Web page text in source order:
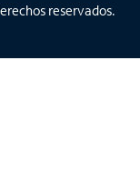
reservados.